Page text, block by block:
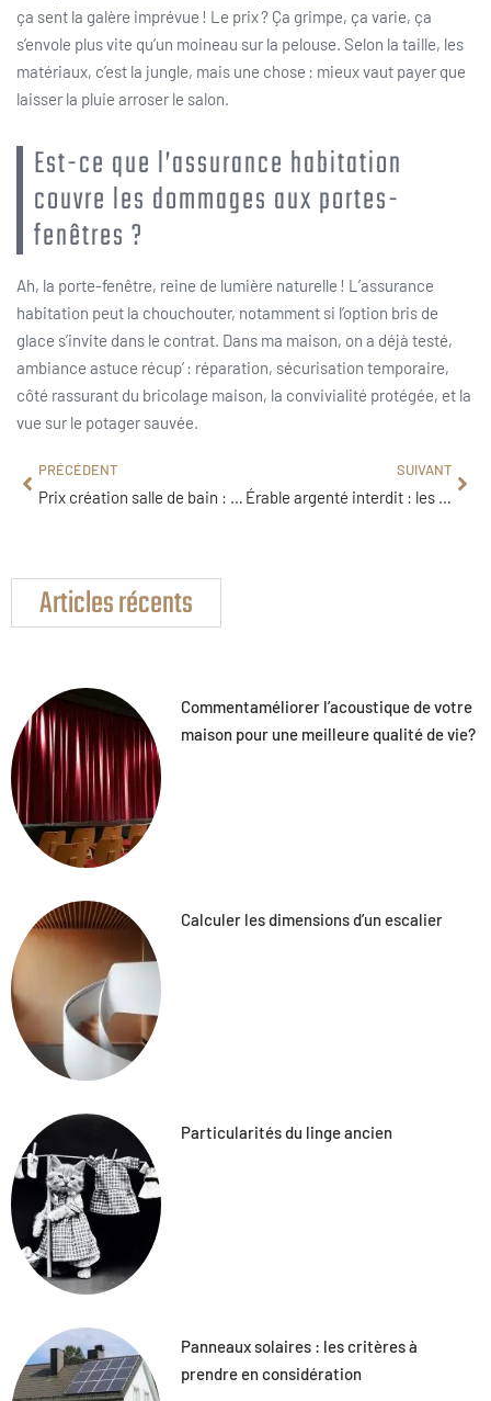
ça sent la galère imprévue ! Le prix ? Ça grimpe, ça varie, ça
s’envole plus vite qu’un moineau sur la pelouse. Selon la taille, les
matériaux, c’est la jungle, mais une chose : mieux vaut payer que
laisser la pluie arroser le salon.
Est-ce que l’assurance habitation
couvre les dommages aux portes-
fenêtres ?
Ah, la porte-fenêtre, reine de lumière naturelle ! L’assurance
habitation peut la chouchouter, notamment si l’option bris de
glace s’invite dans le contrat. Dans ma maison, on a déjà testé,
ambiance astuce récup’ : réparation, sécurisation temporaire,
côté rassurant du bricolage maison, la convivialité protégée, et la
vue sur le potager sauvée.
PRÉCÉDENT
Prix création salle de bain : les 7 facteurs qui font varier le budget
SUIVANT
Érable argenté interdit : les risques pour la maison et la réglementation
Articles récents
Commentaméliorer l’acoustique de votre
maison pour une meilleure qualité de vie?
Calculer les dimensions d’un escalier
Particularités du linge ancien
Panneaux solaires : les critères à
prendre en considération